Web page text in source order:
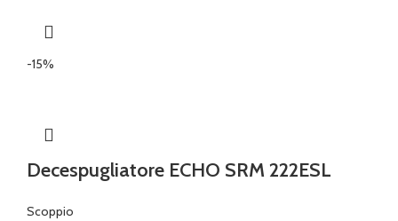
-15%
Decespugliatore ECHO SRM 222ESL
Scoppio